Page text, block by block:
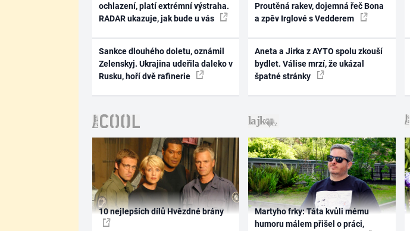
ochlazení, platí extrémní výstraha.
RADAR ukazuje, jak bude u vás
Sankce dlouhého doletu, oznámil
Zelenskyj. Ukrajina udeřila daleko v
Rusku, hoří dvě rafinerie
Proutěná rakev, dojemná řeč Bona
a zpěv Irglové s Vedderem
Aneta a Jirka z AYTO spolu zkouší
bydlet. Válise mrzí, že ukázal
špatné stránky
10 nejlepších dílů Hvězdné brány
Martyho frky: Táta kvůli mému
humoru málem přišel o práci,